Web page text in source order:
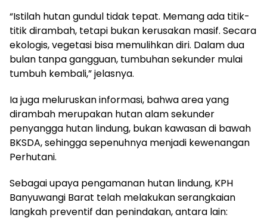
“Istilah hutan gundul tidak tepat. Memang ada titik-
titik dirambah, tetapi bukan kerusakan masif. Secara
ekologis, vegetasi bisa memulihkan diri. Dalam dua
bulan tanpa gangguan, tumbuhan sekunder mulai
tumbuh kembali,” jelasnya.
Ia juga meluruskan informasi, bahwa area yang
dirambah merupakan hutan alam sekunder
penyangga hutan lindung, bukan kawasan di bawah
BKSDA, sehingga sepenuhnya menjadi kewenangan
Perhutani.
Sebagai upaya pengamanan hutan lindung, KPH
Banyuwangi Barat telah melakukan serangkaian
langkah preventif dan penindakan, antara lain: